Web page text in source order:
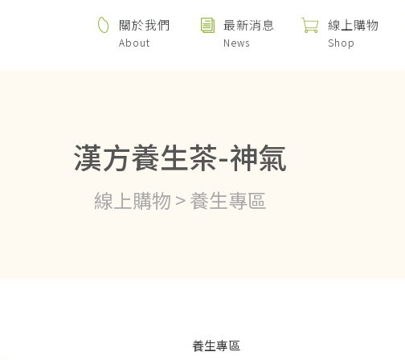
關於我們
About
最新消息
News
線上購物
Shop
漢方養生茶-神氣
線上購物 > 養生專區
養生專區